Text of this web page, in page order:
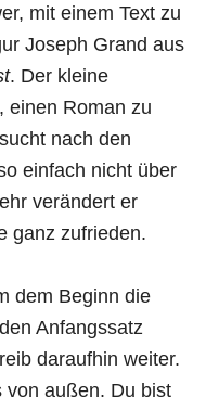
mit einem Text zu
Joseph Grand aus
. Der kleine
einen Roman zu
nach den
einfach nicht über
verändert er
ganz zufrieden.
dem Beginn die
Anfangssatz
daraufhin weiter.
von außen. Du bist